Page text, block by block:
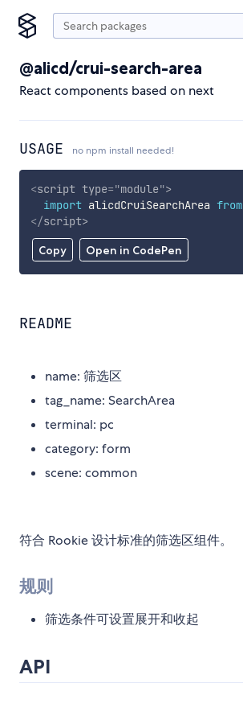
@alicd/crui-search-area
React components based on next
USAGE no npm install needed!
Copy Open in CodePen
<script type="module">
import alicdCruiSearchArea from
</script>
README
name: 筛选区
tag_name: SearchArea
terminal: pc
category: form
scene: common
符合 Rookie 设计标准的筛选区组件。
规则
筛选条件可设置展开和收起
API